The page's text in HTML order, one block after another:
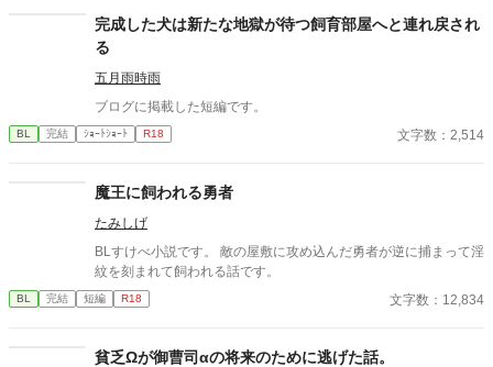
完成した犬は新たな地獄が待つ飼育部屋へと連れ戻され
る
五月雨時雨
ブログに掲載した短編です。
BL 完結 ｼｮｰﾄｼｮｰﾄ R18 文字数：2,514
魔王に飼われる勇者
たみしげ
BLすけべ小説です。 敵の屋敷に攻め込んだ勇者が逆に捕まって淫
紋を刻まれて飼われる話です。
BL 完結 短編 R18 文字数：12,834
貧乏Ωが御曹司αの将来のために逃げた話。